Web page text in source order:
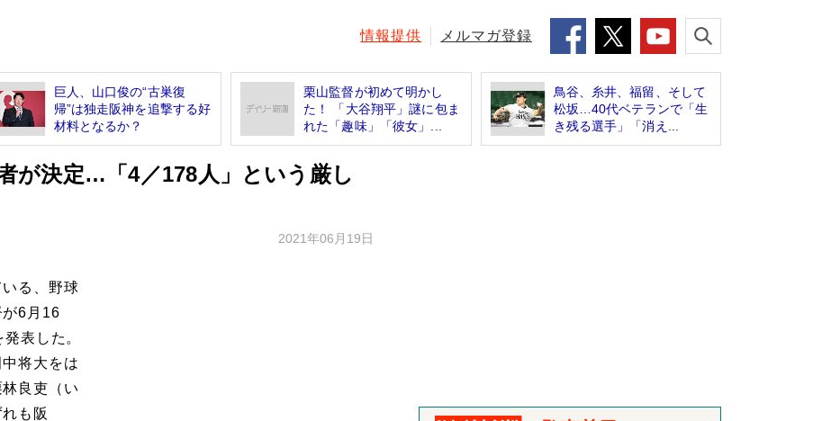
情報提供 メルマガ登録
巨人、山口俊の“古巣復
帰”は独走阪神を追撃する好
材料となるか？
栗山監督が初めて明かし
た！ 「大谷翔平」謎に包ま
れた「趣味」「彼女」...
鳥谷、糸井、福留、そして
松坂…40代ベテランで「生
き残る選手」「消え...
が決定…「4／178人」という厳し
2021年06月19日
る、野球
が6月16
表した。
将大をは
良吏（い
も阪